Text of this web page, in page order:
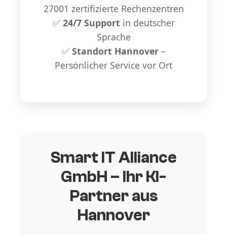
27001 zertifizierte Rechenzentren
✅ 24/7 Support in deutscher
Sprache
✅ Standort Hannover–
Persönlicher Service vor Ort
Smart IT Alliance
GmbH – Ihr KI-
Partner aus
Hannover